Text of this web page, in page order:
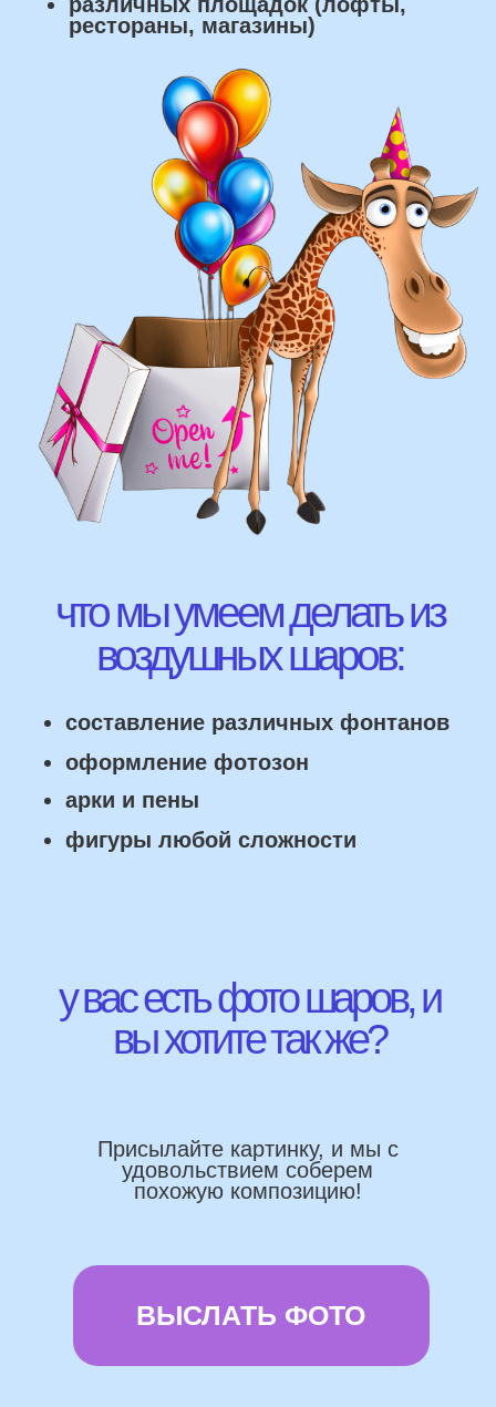
составление различных фонтанов
оформление фотозон
фигуры любой сложности
воздушных шаров:
Присылайте картинку, и мы с
удовольствием соберем
похожую композицию!
ВЫСЛАТЬ ФОТО
у вас есть фото шаров, и
вы хотите так же?
Работаем напрямую, без посредника
Доставка по городу в день заказа
Бонусы и скидки постоянным
покупателям
Наши цены на 10% ниже рынка
НАШИ ГЛАВНЫЕ
ПРЕИМУЩЕСТВА
доставка и оплата